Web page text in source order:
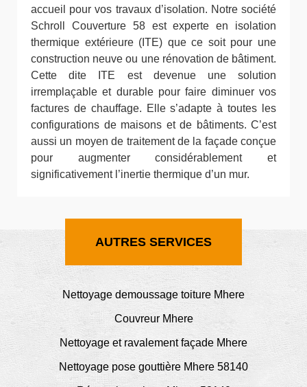
accueil pour vos travaux d’isolation. Notre société
Schroll Couverture 58 est experte en isolation
thermique extérieure (ITE) que ce soit pour une
construction neuve ou une rénovation de bâtiment.
Cette dite ITE est devenue une solution
irremplaçable et durable pour faire diminuer vos
factures de chauffage. Elle s’adapte à toutes les
configurations de maisons et de bâtiments. C’est
aussi un moyen de traitement de la façade conçue
pour augmenter considérablement et
significativement l’inertie thermique d’un mur.
AUTRES SERVICES
Nettoyage demoussage toiture Mhere
Couvreur Mhere
Nettoyage et ravalement façade Mhere
Nettoyage pose gouttière Mhere 58140